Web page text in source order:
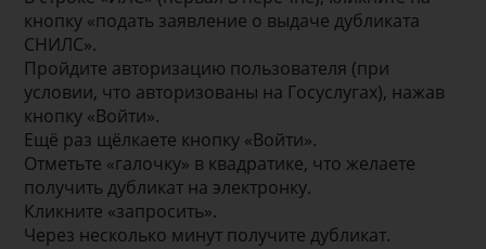
кнопку «подать заявление о выдаче дубликата
СНИЛС».
Пройдите авторизацию пользователя (при
условии, что авторизованы на Госуслугах), нажав
кнопку «Войти».
Ещё раз щёлкаете кнопку «Войти».
Отметьте «галочку» в квадратике, что желаете
получить дубликат на электронку.
Кликните «запросить».
Через несколько минут получите дубликат.